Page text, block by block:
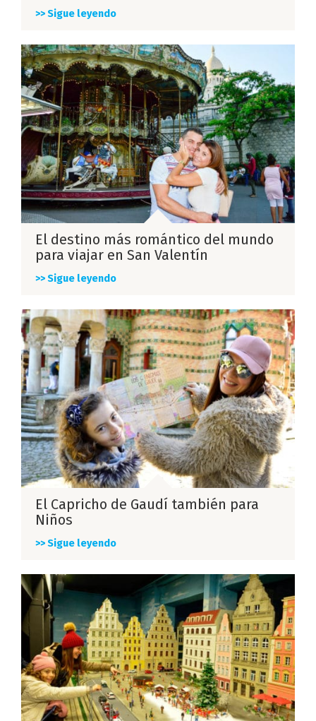
>> Sigue leyendo
El destino más romántico del mundo
para viajar en San Valentín
>> Sigue leyendo
El Capricho de Gaudí también para
Niños
>> Sigue leyendo